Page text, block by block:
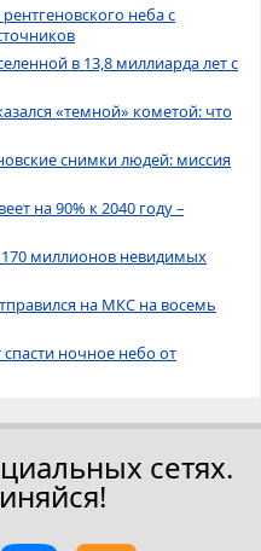
рентгеновского неба с
в 13,8 миллиарда лет с
«темной» кометой: что
снимки людей: миссия
на 90% к 2040 году –
миллионов невидимых
на МКС на восемь
ночное небо от
сетях.